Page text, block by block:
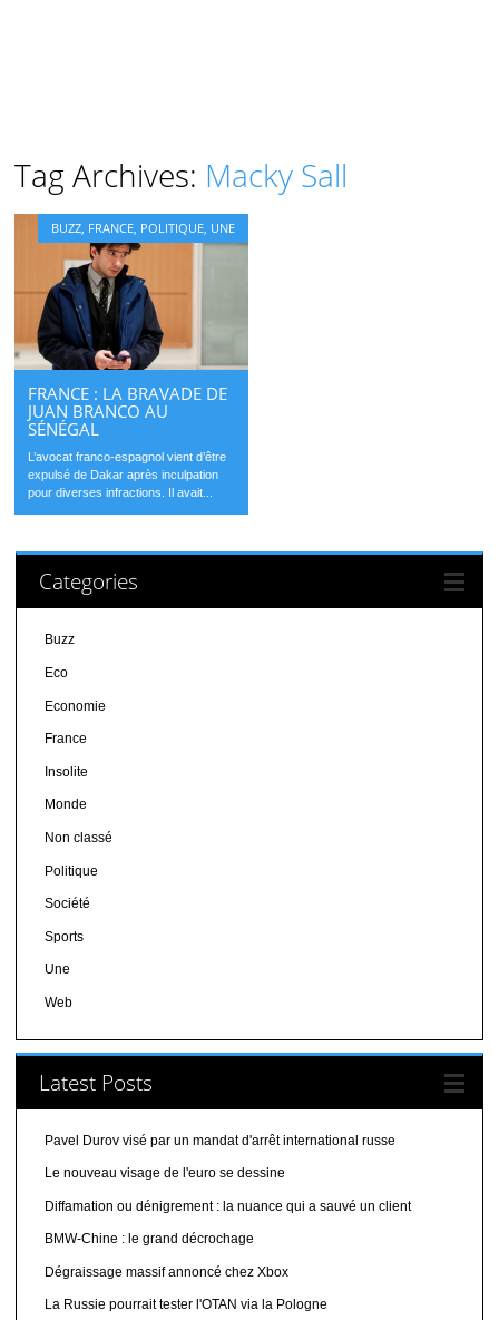
Tag Archives: Macky Sall
BUZZ FRANCE POLITIQUE UNE
FRANCE : LA BRAVADE DE
JUAN BRANCO AU
SÉNÉGAL
L’avocat franco-espagnol vient d’être
expulsé de Dakar après inculpation
pour diverses infractions. Il avait...
Categories
Buzz
Eco
Economie
France
Insolite
Monde
Non classé
Politique
Société
Sports
Une
Web
Latest Posts
Pavel Durov visé par un mandat d'arrêt international russe
Le nouveau visage de l'euro se dessine
Diffamation ou dénigrement : la nuance qui a sauvé un client
BMW-Chine : le grand décrochage
Dégraissage massif annoncé chez Xbox
La Russie pourrait tester l'OTAN via la Pologne